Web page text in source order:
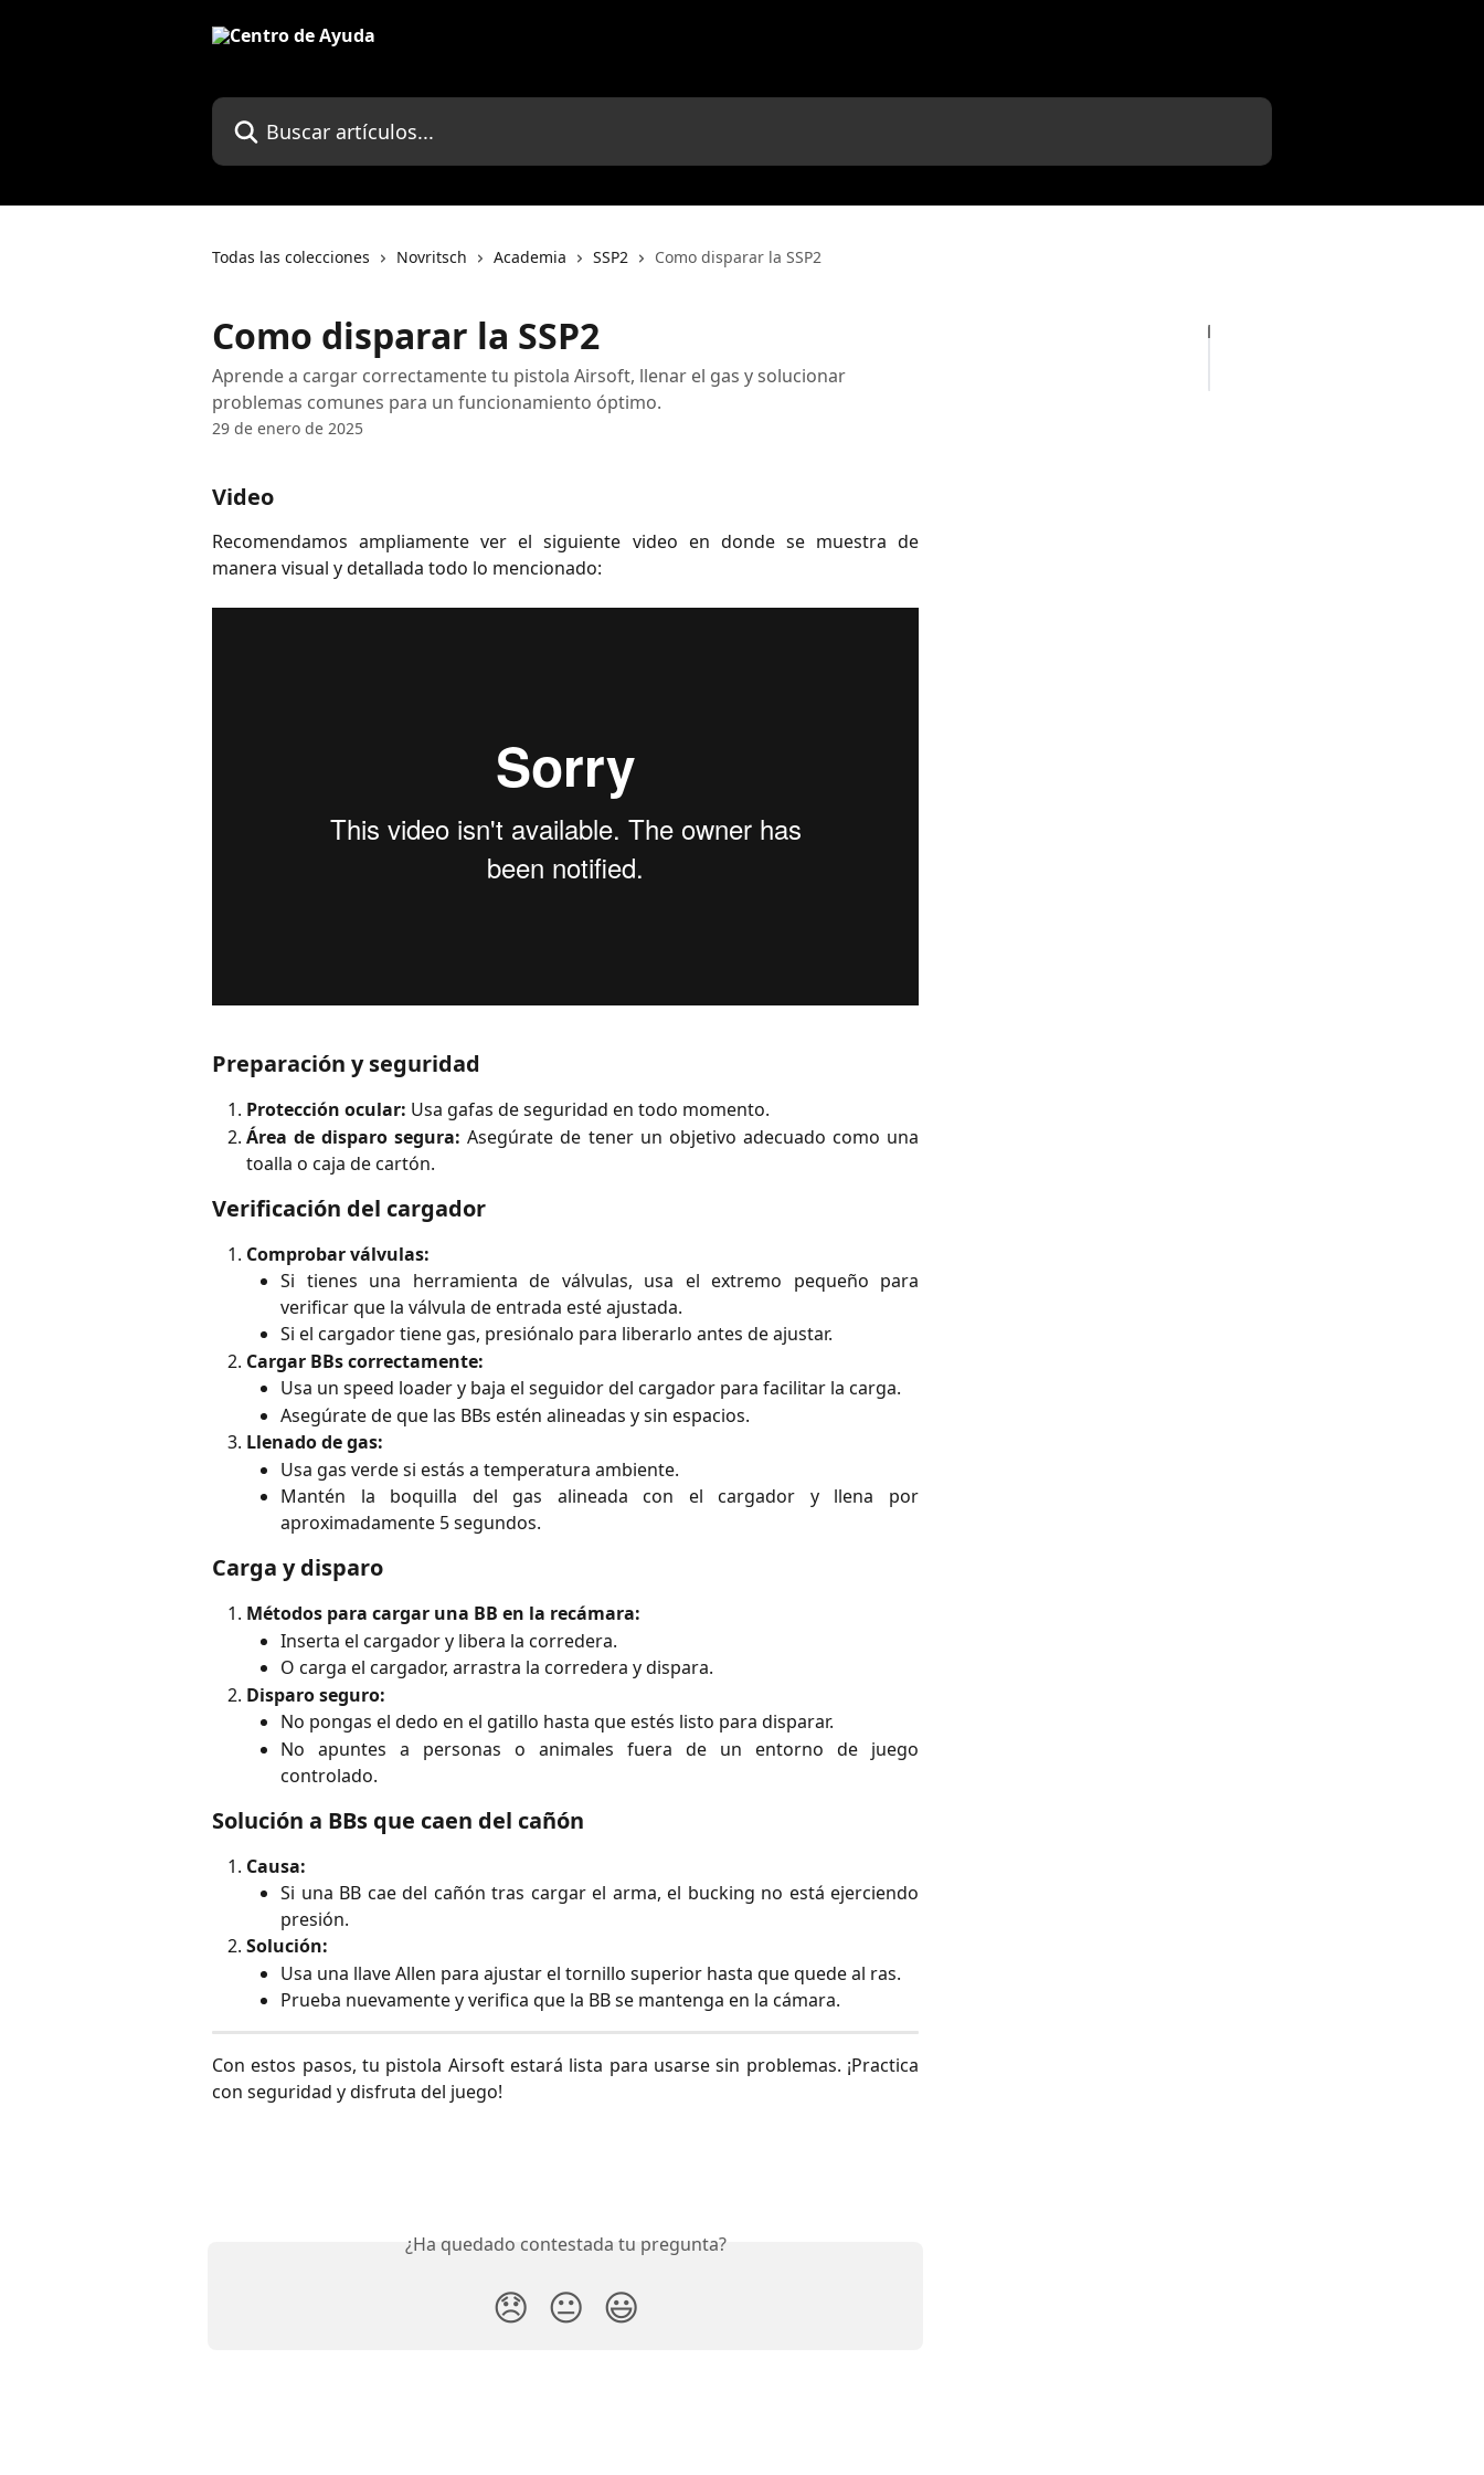
Buscar artículos...
Todas las colecciones Novritsch Academia SSP2 Como disparar la SSP2
Como disparar la SSP2
Aprende a cargar correctamente tu pistola Airsoft, llenar el gas y solucionar
problemas comunes para un funcionamiento óptimo.
29 de enero de 2025
Video
Recomendamos ampliamente ver el siguiente video en donde se muestra de
manera visual y detallada todo lo mencionado:
Preparación y seguridad
Protección ocular: Usa gafas de seguridad en todo momento.
Área de disparo segura: Asegúrate de tener un objetivo adecuado como una
toalla o caja de cartón.
Verificación del cargador
Comprobar válvulas:
Si tienes una herramienta de válvulas, usa el extremo pequeño para
verificar que la válvula de entrada esté ajustada.
Si el cargador tiene gas, presiónalo para liberarlo antes de ajustar.
Cargar BBs correctamente:
Usa un speed loader y baja el seguidor del cargador para facilitar la carga.
Asegúrate de que las BBs estén alineadas y sin espacios.
Llenado de gas:
Usa gas verde si estás a temperatura ambiente.
Mantén la boquilla del gas alineada con el cargador y llena por
aproximadamente 5 segundos.
Carga y disparo
Métodos para cargar una BB en la recámara:
Inserta el cargador y libera la corredera.
O carga el cargador, arrastra la corredera y dispara.
Disparo seguro:
No pongas el dedo en el gatillo hasta que estés listo para disparar.
No apuntes a personas o animales fuera de un entorno de juego
controlado.
Solución a BBs que caen del cañón
Causa:
Si una BB cae del cañón tras cargar el arma, el bucking no está ejerciendo
presión.
Solución:
Usa una llave Allen para ajustar el tornillo superior hasta que quede al ras.
Prueba nuevamente y verifica que la BB se mantenga en la cámara.
Con estos pasos, tu pistola Airsoft estará lista para usarse sin problemas. ¡Practica
con seguridad y disfruta del juego!
¿Ha quedado contestada tu pregunta?
😞 😐 😃